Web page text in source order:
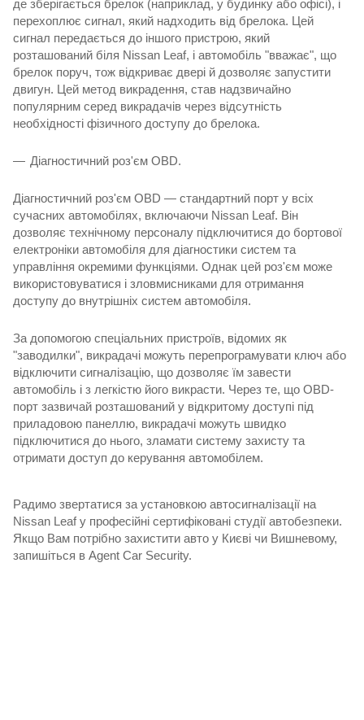
де зберігається брелок (наприклад, у будинку або офісі), і
перехоплює сигнал, який надходить від брелока. Цей
сигнал передається до іншого пристрою, який
розташований біля Nissan Leaf, і автомобіль "вважає", що
брелок поруч, тож відкриває двері й дозволяє запустити
двигун. Цей метод викрадення, став надзвичайно
популярним серед викрадачів через відсутність
необхідності фізичного доступу до брелока.
Діагностичний роз'єм OBD.
Діагностичний роз'єм OBD — стандартний порт у всіх
сучасних автомобілях, включаючи Nissan Leaf. Він
дозволяє технічному персоналу підключитися до бортової
електроніки автомобіля для діагностики систем та
управління окремими функціями. Однак цей роз'єм може
використовуватися і зловмисниками для отримання
доступу до внутрішніх систем автомобіля.
За допомогою спеціальних пристроїв, відомих як
"заводилки", викрадачі можуть перепрограмувати ключ або
відключити сигналізацію, що дозволяє їм завести
автомобіль і з легкістю його викрасти. Через те, що OBD-
порт зазвичай розташований у відкритому доступі під
приладовою панеллю, викрадачі можуть швидко
підключитися до нього, зламати систему захисту та
отримати доступ до керування автомобілем.
Радимо звертатися за установкою автосигналізації на
Nissan Leaf у професійні сертифіковані студії автобезпеки.
Якщо Вам потрібно захистити авто у Києві чи Вишневому,
запишіться в Agent Car Security.